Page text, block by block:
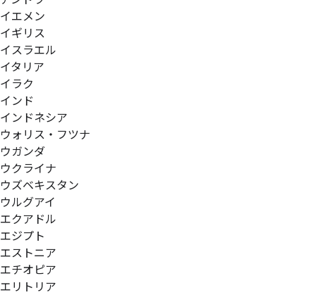
イエメン
イギリス
イスラエル
イタリア
イラク
インド
インドネシア
ウォリス・フツナ
ウガンダ
ウクライナ
ウズベキスタン
ウルグアイ
エクアドル
エジプト
エストニア
エチオピア
エリトリア